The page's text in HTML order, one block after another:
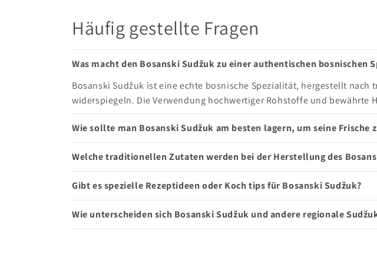
Häufig gestellte Fragen
Was macht den Bosanski Sudžuk zu einer authentischen bosnischen
Bosanski Sudžuk ist eine echte bosnische Spezialität, hergestellt
widerspiegeln. Die Verwendung hochwertiger Rohstoffe und bewährte
Wie sollte man Bosanski Sudžuk am besten lagern, um seine Frische
Welche traditionellen Zutaten werden bei der Herstellung des
Gibt es spezielle Rezeptideen oder Koch tips für Bosanski Sudžuk?
Wie unterscheiden sich Bosanski Sudžuk und andere regionale